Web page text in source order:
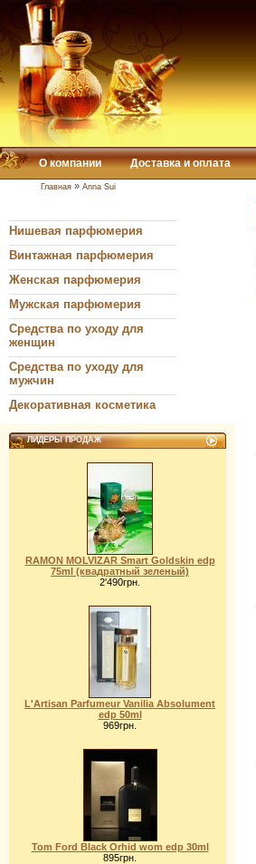
О компании Доставка и оплата
Главная » Anna Sui
Нишевая парфюмерия
Винтажная парфюмерия
Женская парфюмерия
Мужская парфюмерия
Средства по уходу для
женщин
Средства по уходу для
мужчин
Декоративная косметика
ЛИДЕРЫ ПРОДАЖ
RAMON MOLVIZAR Smart Goldskin edp
75ml (квадратный зеленый)
2'490грн.
L'Artisan Parfumeur Vanilia Absolument
edp 50ml
969грн.
Tom Ford Black Orhid wom edp 30ml
895грн.